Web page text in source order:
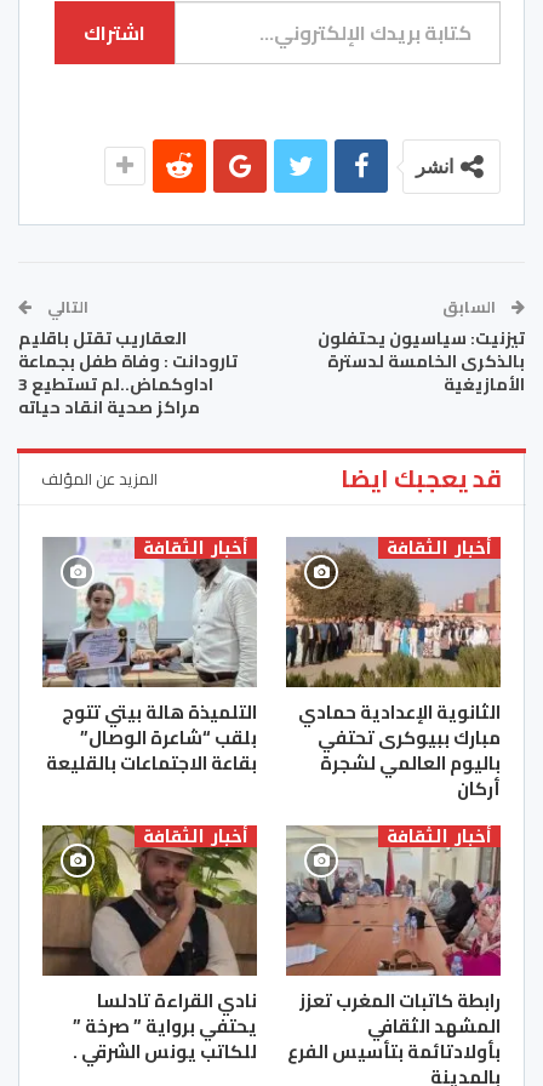
اشتراك
انشر
السابق
تيزنيت: سياسيون يحتفلون
بالذكرى الخامسة لدسترة
الأمازيغية
التالي
العقاريب تقتل باقليم
تارودانت : وفاة طفل بجماعة
اداوكماض..لم تستطيع 3
مراكز صحية انقاد حياته
قد يعجبك ايضا المزيد عن المؤلف
أخبار الثقافة
الثانوية الإعدادية حمادي
مبارك ببيوكرى تحتفي
باليوم العالمي لشجرة
أركان
أخبار الثقافة
التلميذة هالة بيتي تتوج
بلقب “شاعرة الوصال”
بقاعة الاجتماعات بالقليعة
أخبار الثقافة
رابطة كاتبات المغرب تعزز
المشهد الثقافي
بأولادتائمة بتأسيس الفرع
بالمدينة
أخبار الثقافة
نادي القراءة تادلسا
يحتفي برواية ” صرخة ”
للكاتب يونس الشرقي .